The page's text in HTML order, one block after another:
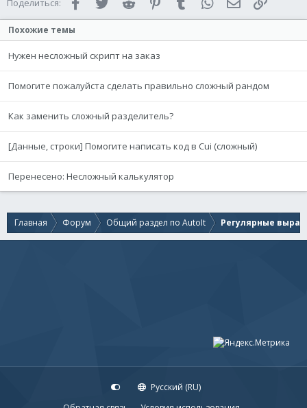
Поделиться:
Похожие темы
Нужен несложный скрипт на заказ
Помогите пожалуйста сделать правильно сложный рандом
Как заменить сложный разделитель?
[Данные, строки] Помогите написать код в Cui (сложный)
Перенесено: Несложный калькулятор
Главная Форум Общий раздел по AutoIt Регулярные
Русский (RU)